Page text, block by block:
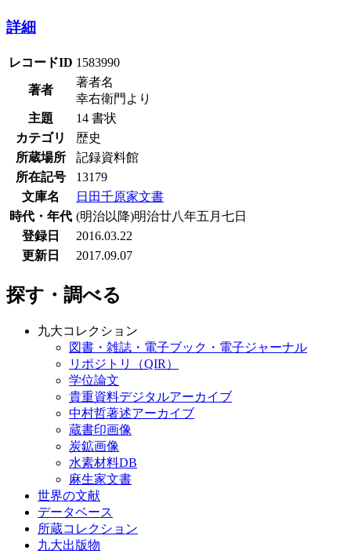
詳細
レコードID 1583990
著者
著者名
幸右衛門より
主題
14 書状
カテゴリ
歴史
所蔵場所
記録資料館
所在記号
13179
文庫名
日田千原家文書
時代・年代 (明治以降)明治廿八年五月七日
登録日
2016.03.22
更新日
2017.09.07
探す・調べる
九大コレクション
図書・雑誌・電子ブック・電子ジャーナル
リポジトリ（QIR）
学位論文
貴重資料デジタルアーカイブ
中村哲著述アーカイブ
蔵書印画像
炭鉱画像
水素材料DB
麻生家文書
世界の文献
データベース
所蔵コレクション
九大出版物